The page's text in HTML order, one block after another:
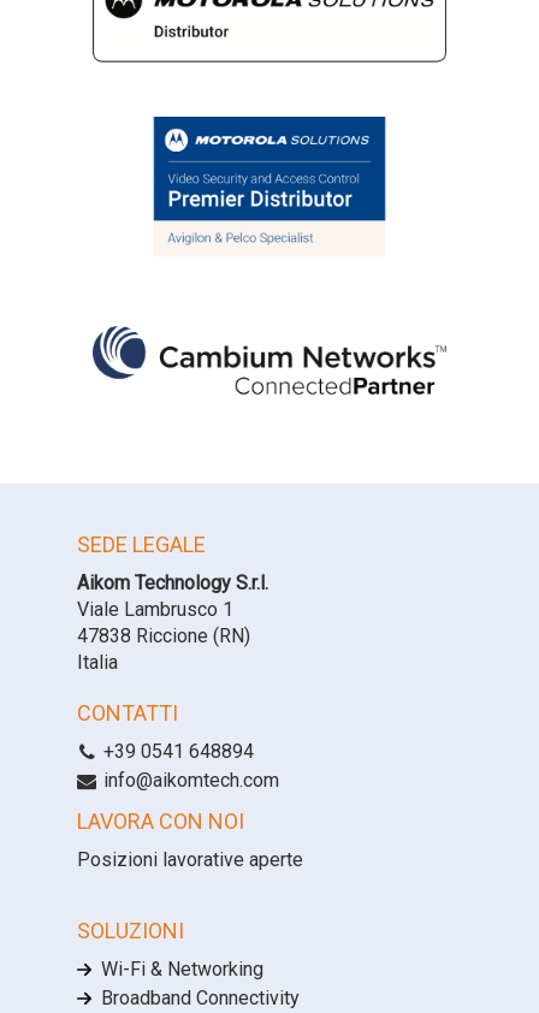
SEDE LEGALE
Aikom Technology S.r.l.
Viale Lambrusco 1
47838 Riccione (RN)
Italia
CONTATTI
+39 0541 648894
info@aikomtech.com
LAVORA CON NOI
Posizioni lavorative aperte
SOLUZIONI
Wi-Fi & Networking
Broadband Connectivity